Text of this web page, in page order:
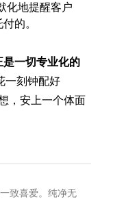
化地提醒客户
的。
一切专业化的
一刻钟配好
，安上一个体面
致喜爱。纯净无